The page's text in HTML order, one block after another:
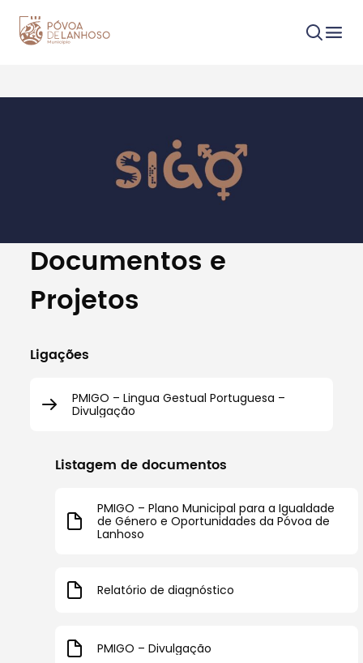
Tipo de conteúdo
Filtros
Documentos e
Projetos
Ligações
PMIGO – Lingua Gestual Portuguesa –
Divulgação
Listagem de documentos
PMIGO – Plano Municipal para a Igualdade
de Género e Oportunidades da Póvoa de
Lanhoso
Relatório de diagnóstico
PMIGO – Divulgação